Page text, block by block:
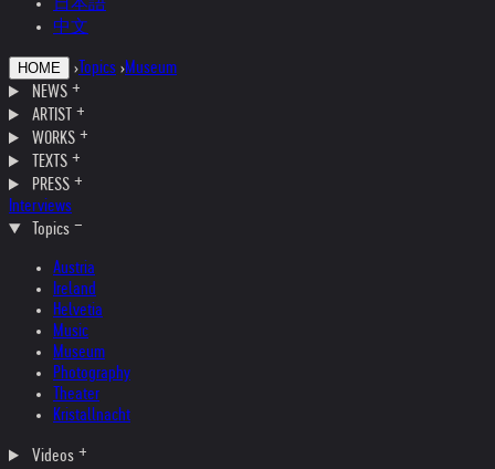
中文
HOME › Topics ›Museum
NEWS
ARTIST
WORKS
TEXTS
PRESS
Interviews
Topics
Austria
Ireland
Helvetia
Music
Museum
Photography
Theater
Kristallnacht
Videos